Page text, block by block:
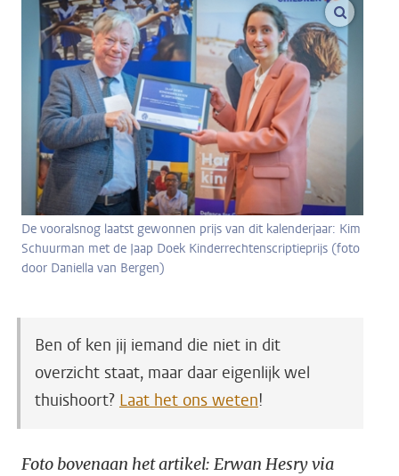
De vooralsnog laatst gewonnen prijs van dit kalenderjaar: Kim
Schuurman met de Jaap Doek Kinderrechtenscriptieprijs (foto
door Daniella van Bergen)
Ben of ken jij iemand die niet in dit
overzicht staat, maar daar eigenlijk wel
thuishoort? Laat het ons weten!
Foto bovenaan het artikel: Erwan Hesry via